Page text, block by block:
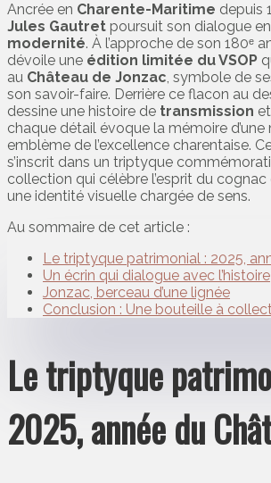
Ancrée en Charente-Maritime depuis
Jules Gautret poursuit son dialogue
modernité. À l’approche de son 180ᵉ
dévoile une édition limitée du VSOP
au Château de Jonzac, symbole de
son savoir-faire. Derrière ce flacon au
dessine une histoire de transmission
chaque détail évoque la mémoire
emblème de l’excellence charentaise.
s’inscrit dans un triptyque
collection qui célèbre l’esprit du cognac
une identité visuelle chargée de sens.
Au sommaire de cet article :
Le triptyque patrimonial : 2025,
Un écrin qui dialogue avec l’histoire
Jonzac, berceau d’une lignée
Conclusion : Une bouteille à
Le triptyque
2025, année du